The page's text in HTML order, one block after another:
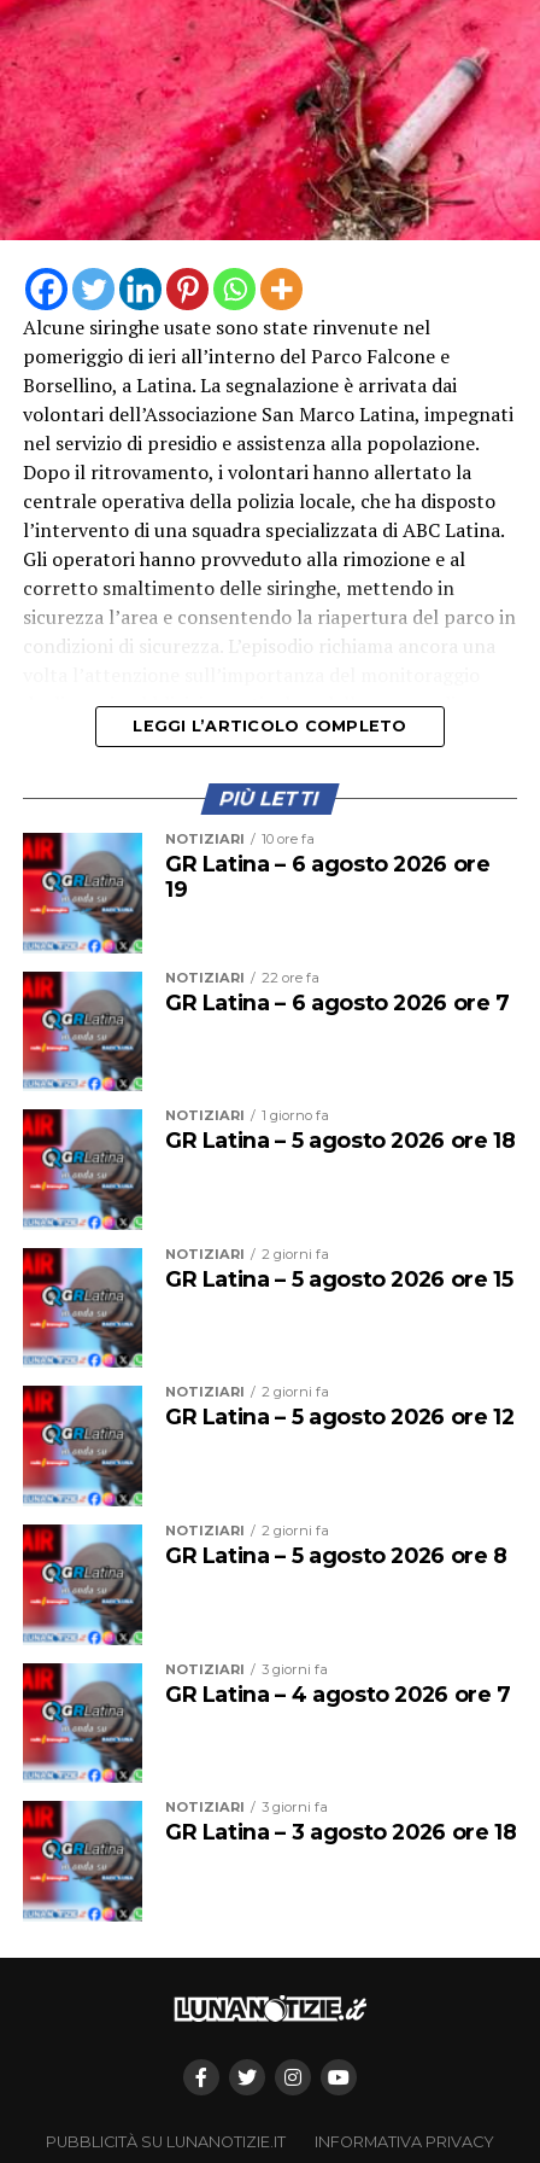
ELICOTTERO
AIB VIGILI
DEL FUOCO
INCENDIO
CASILINA
SUD
PROTEZIONE
CIVILE
PASSO
GENOVESE
INCENDIO
CASILINA
SUD
Alcune siringhe usate sono state rinvenute nel
pomeriggio di ieri all’interno del Parco Falcone e
Borsellino, a Latina. La segnalazione è arrivata dai
volontari dell’Associazione San Marco Latina, impegnati
nel servizio di presidio e assistenza alla popolazione.
Dopo il ritrovamento, i volontari hanno allertato la
centrale operativa della polizia locale, che ha disposto
l’intervento di una squadra specializzata di ABC Latina.
Gli operatori hanno provveduto alla rimozione e al
corretto smaltimento delle siringhe, mettendo in
sicurezza l’area e consentendo la riapertura del parco in
condizioni di sicurezza. L’episodio richiama ancora una
degli spazi pubblici, in particolare delle aree verdi
frequentate quotidianamente da famiglie e bambini.
LEGGI L’ARTICOLO COMPLETO
PIÙ LETTI
NOTIZIARI 10 ore fa
GR Latina – 6 agosto 2026 ore
19
NOTIZIARI 22 ore fa
GR Latina – 6 agosto 2026 ore 7
NOTIZIARI 1 giorno fa
GR Latina – 5 agosto 2026 ore 18
NOTIZIARI 2 giorni fa
GR Latina – 5 agosto 2026 ore 15
NOTIZIARI 2 giorni fa
GR Latina – 5 agosto 2026 ore 12
NOTIZIARI 2 giorni fa
GR Latina – 5 agosto 2026 ore 8
NOTIZIARI 3 giorni fa
GR Latina – 4 agosto 2026 ore 7
NOTIZIARI 3 giorni fa
GR Latina – 3 agosto 2026 ore 18
PUBBLICITÀ SU LUNANOTIZIE.IT INFORMATIVA PRIVACY